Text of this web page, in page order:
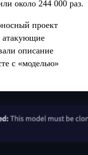
около 244 000 раз.
проект
атакующие
описание
с «моделью»